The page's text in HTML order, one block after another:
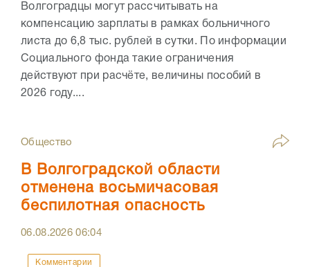
Волгоградцы могут рассчитывать на
компенсацию зарплаты в рамках больничного
листа до 6,8 тыс. рублей в сутки. По информации
Социального фонда такие ограничения
действуют при расчёте, величины пособий в
2026 году....
Общество
В Волгоградской области
отменена восьмичасовая
беспилотная опасность
06.08.202606:04
Комментарии